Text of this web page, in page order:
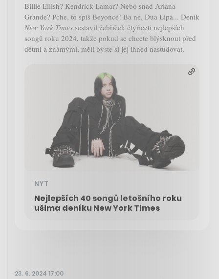
Billie Eilish? Kendrick Lamar? Nebo snad Ariana
Grande? Pche, to spíš Beyoncé! Ba ne, Dua Lipa... Deník
New York Times sestavil žebříček čtyřiceti nejlepších
songů roku 2024, takže pokud se chcete blýsknout před
dětmi a známými, měli byste si jej ihned nastudovat.
NYT
Nejlepších 40 songů letošního roku
ušima deníku New York Times
23. 6. 2024 17:00